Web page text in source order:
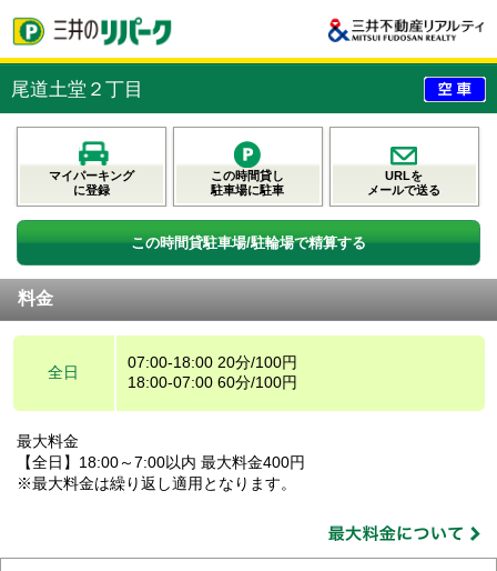
尾道土堂２丁目
マイパーキング
に登録
この時間貸し
駐車場に駐車
URLを
メールで送る
この時間貸駐車場/駐輪場で精算する
料金
全日
07:00-18:00 20分/100円
18:00-07:00 60分/100円
最大料金
【全日】18:00～7:00以内 最大料金400円
※最大料金は繰り返し適用となります。